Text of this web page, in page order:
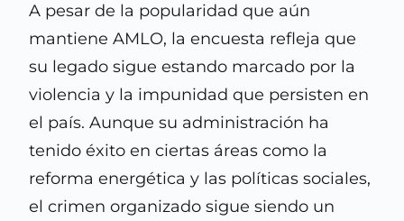
A pesar de la popularidad que aún
mantiene AMLO, la encuesta refleja que
su legado sigue estando marcado por la
violencia y la impunidad que persisten en
el país. Aunque su administración ha
tenido éxito en ciertas áreas como la
reforma energética y las políticas sociales,
el crimen organizado sigue siendo un